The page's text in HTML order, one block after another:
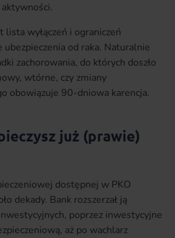
lista wyłączeń i ograniczeń
ubezpieczenia od raka. Naturalnie
zachorowania, do których doszło
wtórne, czy zmiany
obowiązuje 90-dniowa karencja.
już (prawie)
dostępnej w PKO
dekady. Bank rozszerzał ją
poprzez inwestycyjne
aż po wachlarz